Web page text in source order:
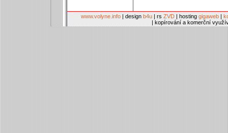
www.volyne.info | design b4u | rs ZVD | hosting gigaweb |
| kopírování a komerční